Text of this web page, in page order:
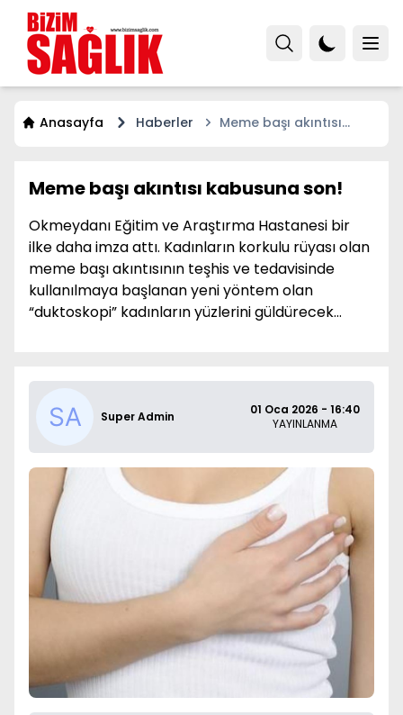
Anasayfa Haberler
Meme başı akıntısı
Meme başı akıntısı kabusuna son!
Okmeydanı Eğitim ve Araştırma Hastanesi bir
ilke daha imza attı. Kadınların korkulu rüyası olan
meme başı akıntısının teşhis ve tedavisinde
kullanılmaya başlanan yeni yöntem olan
“duktoskopi” kadınların yüzlerini güldürecek…
Super Admin
01 Oca 2026 - 16:40
YAYINLANMA